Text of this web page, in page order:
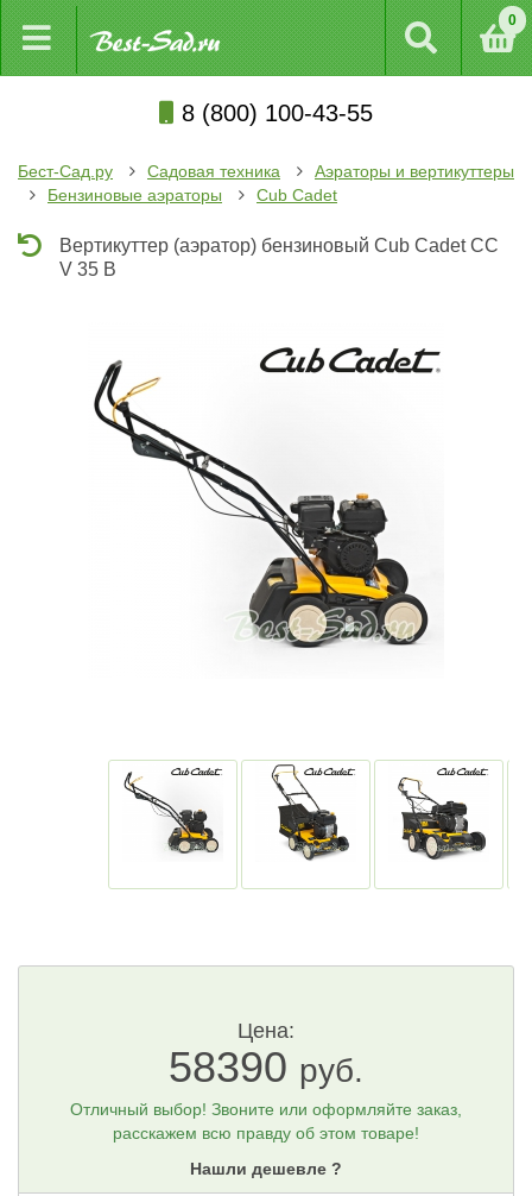
0
8 (800) 100-43-55
Бест-Сад.ру Садовая техника
Аэраторы и вертикуттеры
Бензиновые аэраторы
Cub Cadet
Вертикуттер (аэратор) бензиновый Cub Cadet CC
V 35 B
Цена:
58390 руб.
Отличный выбор! Звоните или оформляйте заказ,
расскажем всю правду об этом товаре!
Нашли дешевле ?